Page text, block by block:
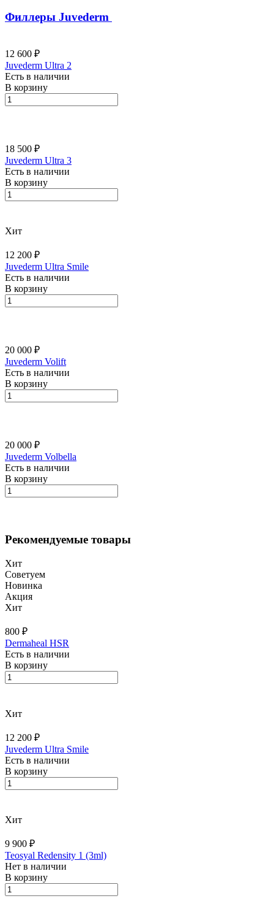
Филлеры Juvederm
12 600 ₽
Juvederm Ultra 2
Есть в наличии
В корзину
18 500 ₽
Juvederm Ultra 3
Есть в наличии
В корзину
Хит
12 200 ₽
Juvederm Ultra Smile
Есть в наличии
В корзину
20 000 ₽
Juvederm Volift
Есть в наличии
В корзину
20 000 ₽
Juvederm Volbella
Есть в наличии
В корзину
Рекомендуемые товары
Хит
Советуем
Новинка
Акция
Хит
800 ₽
Dermaheal HSR
Есть в наличии
В корзину
Хит
12 200 ₽
Juvederm Ultra Smile
Есть в наличии
В корзину
Хит
9 900 ₽
Teosyal Redensity 1 (3ml)
Нет в наличии
В корзину